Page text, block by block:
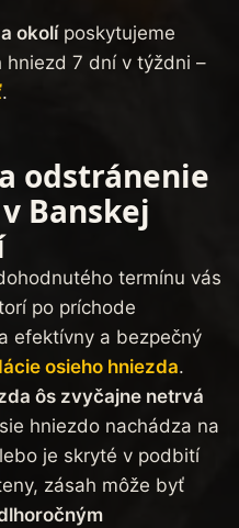
okolíposkytujeme
7 dní v týždni –
.
odstránenie
Banskej
termínu vás
po príchode
efektívny a bezpečný
osieho hniezda.
ôs zvyčajne netrvá
hniezdo nachádza na
je skryté v podbití
zásah môže byť